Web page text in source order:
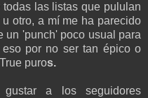
las listas que pululan
otro, a mí me ha parecido
un 'punch' poco usual para
por no ser tan épico o
puros.
a los seguidores